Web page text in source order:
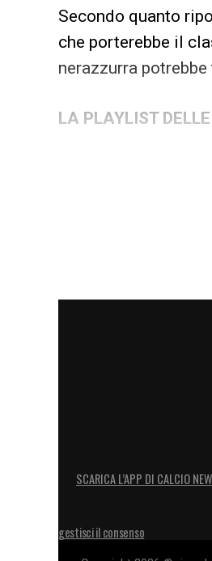
Secondo quanto
che porterebbe il
nerazzurra
LA PLAYLIST
SCARICA L’APP DI CALCIO
gestisci il consenso